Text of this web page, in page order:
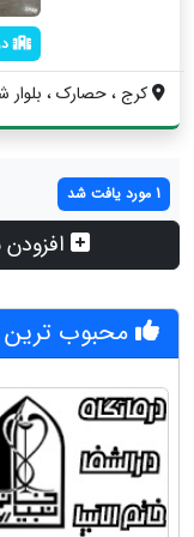
کرج ، حصارک ، بلوار
1 مورد یافت شد
محبوب